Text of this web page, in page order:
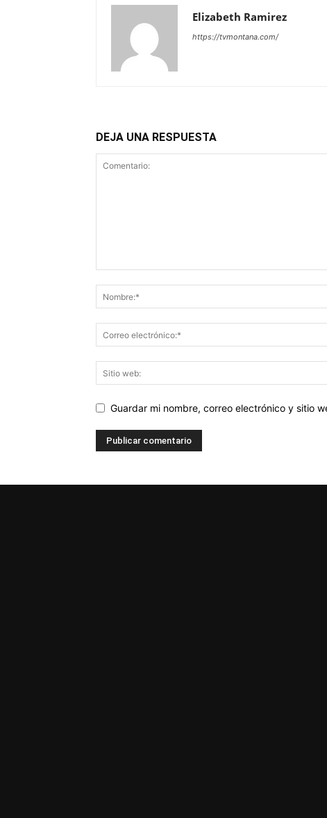
Elizabeth Ramirez
https://tvmontana.com/
DEJA UNA RESPUESTA
Guardar mi nombre, correo electrónico y sitio